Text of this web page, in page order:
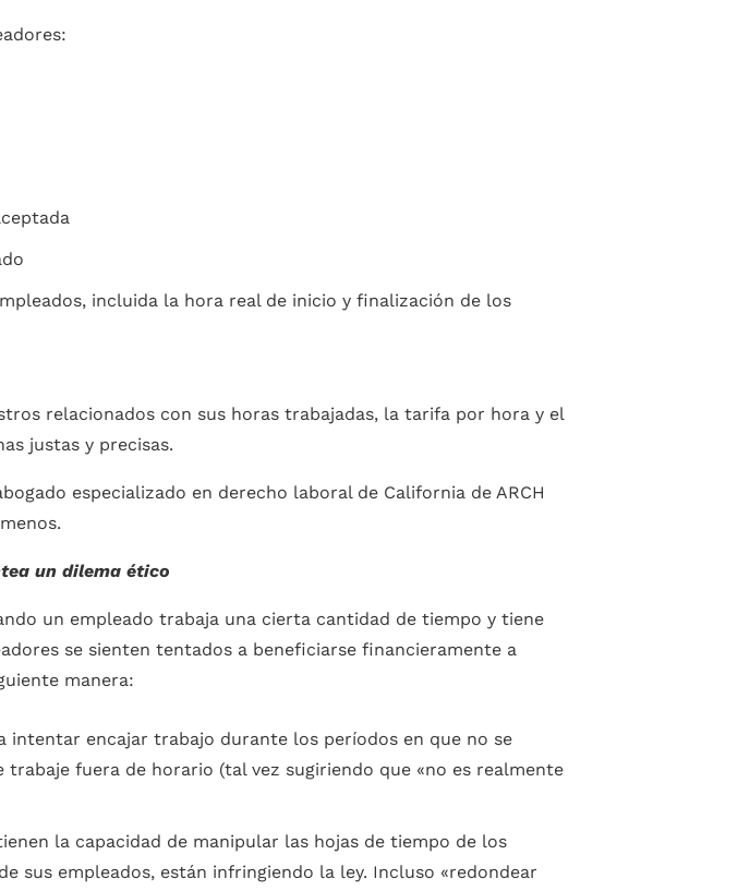
incluida la hora real de inicio y finalización de los
relacionados con sus horas trabajadas, la tarifa por hora y el
justas y precisas.
especializado en derecho laboral de California de ARCH
un dilema ético
un empleado trabaja una cierta cantidad de tiempo y tiene
se sienten tentados a beneficiarse financieramente a
manera:
intentar encajar trabajo durante los períodos en que no se
fuera de horario (tal vez sugiriendo que «no es realmente
la capacidad de manipular las hojas de tiempo de los
sus empleados, están infringiendo la ley. Incluso «redondear